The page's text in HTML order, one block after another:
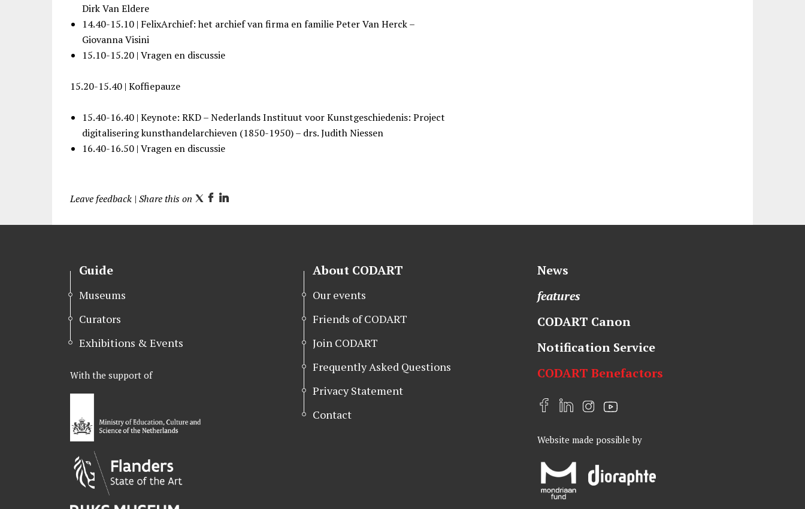
Dirk Van Eldere
14.40-15.10 | FelixArchief: het archief van firma en familie Peter Van Herck –
Giovanna Visini
15.10-15.20 | Vragen en discussie
15.20-15.40 | Koffiepauze
15.40-16.40 | Keynote: RKD – Nederlands Instituut voor Kunstgeschiedenis: Project
digitalisering kunsthandelarchieven (1850-1950) – drs. Judith Niessen
16.40-16.50 | Vragen en discussie
Leave feedback | Share this on T F
L
Guide
Museums
Curators
Exhibitions & Events
With the support of
About CODART
Our events
Friends of CODART
Join CODART
Frequently Asked Questions
Privacy Statement
Contact
News
features
CODART Canon
Notification Service
CODART Benefactors
F
c
e
o
L
n
e
d
I
s
Y
u
u
Website made possible by